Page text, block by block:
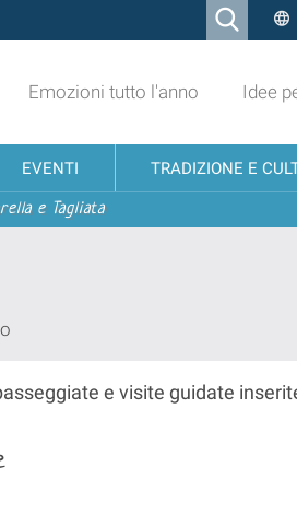
Ricerca
Emozioni tutto l'anno Idee
EVENTI TRADIZIONE E
e Tagliata
e visite guidate